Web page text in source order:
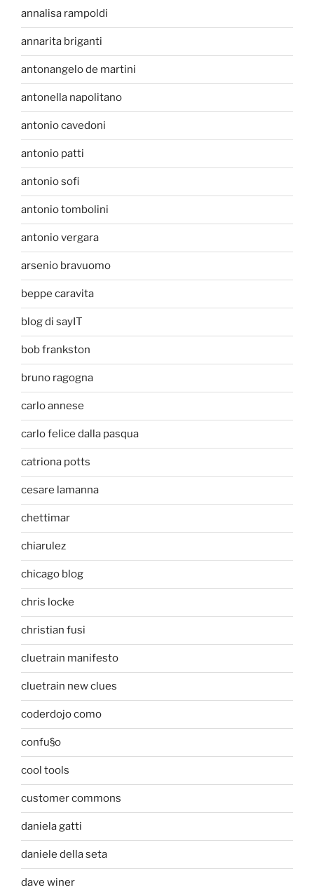
annalisa rampoldi
annarita briganti
antonangelo de martini
antonella napolitano
antonio cavedoni
antonio patti
antonio sofi
antonio tombolini
antonio vergara
arsenio bravuomo
beppe caravita
blog di sayIT
bob frankston
bruno ragogna
carlo annese
carlo felice dalla pasqua
catriona potts
cesare lamanna
chettimar
chiarulez
chicago blog
chris locke
christian fusi
cluetrain manifesto
cluetrain new clues
coderdojo como
confu§o
cool tools
customer commons
daniela gatti
daniele della seta
dave winer